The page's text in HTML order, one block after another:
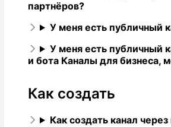
партнёров?
У меня есть публичный
У меня есть публичный
и бота Каналы для бизнеса,
Как создать
Как создать канал